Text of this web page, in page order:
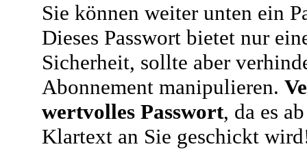
Sie können weiter unten ein
Dieses Passwort bietet nur
Sicherheit, sollte aber
Abonnement manipulieren.
wertvolles Passwort, da es
Klartext an Sie geschickt